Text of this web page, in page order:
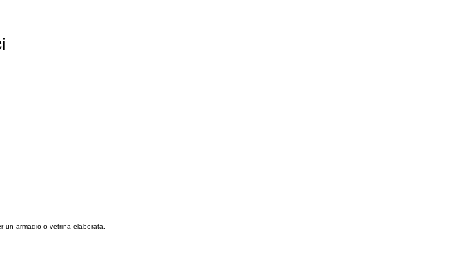
un armadio o vetrina elaborata.